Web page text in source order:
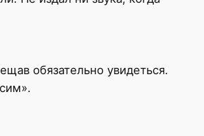
обязательно увидеться.